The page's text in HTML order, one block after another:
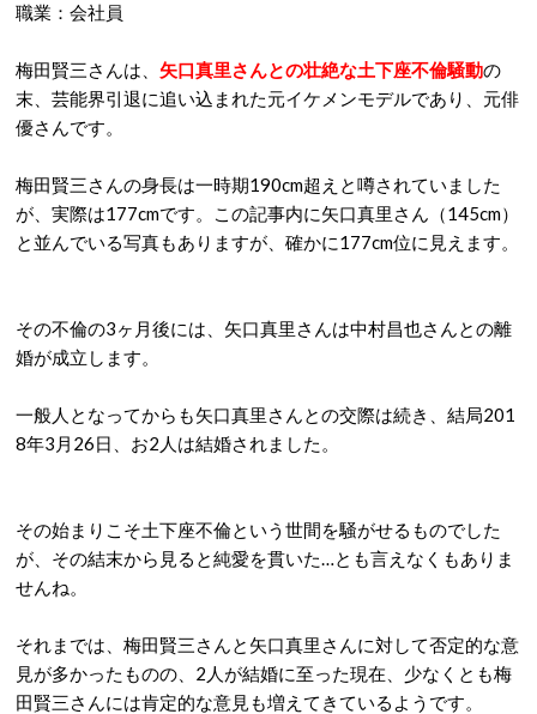
職業：会社員
梅田賢三さんは、 矢口真里さんとの壮絶な土下座不倫騒動の
末、芸能界引退に追い込まれた元イケメンモデルであり、元俳
優さんです。
梅田賢三さんの身長は一時期190cm超えと噂されていました
が、実際は177cmです。この記事内に矢口真里さん（145cm）
と並んでいる写真もありますが、確かに177cm位に見えます。
その不倫の3ヶ月後には、矢口真里さんは中村昌也さんとの離
婚が成立します。
一般人となってからも矢口真里さんとの交際は続き、結局201
8年3月26日、お2人は結婚されました。
その始まりこそ土下座不倫という世間を騒がせるものでした
が、その結末から見ると純愛を貫いた…とも言えなくもありま
せんね。
それまでは、梅田賢三さんと矢口真里さんに対して否定的な意
見が多かったものの、2人が結婚に至った現在、少なくとも梅
田賢三さんには肯定的な意見も増えてきているようです。